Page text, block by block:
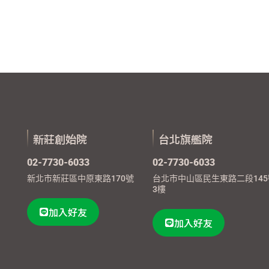
新莊創始院
02-7730-6033
新北市新莊區中原東路170號
加入好友
台北旗艦院
02-7730-6033
台北市中山區民生東路二段
3樓
加入好友